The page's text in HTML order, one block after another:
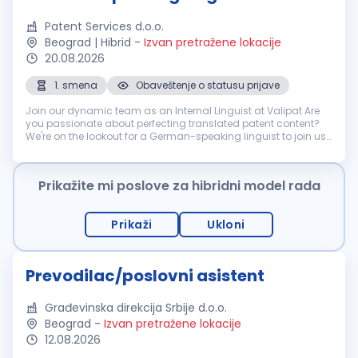
Patent Services d.o.o.
Beograd | Hibrid - Izvan pretražene lokacije
20.08.2026
1. smena
Obaveštenje o statusu prijave
Join our dynamic team as an Internal Linguist at Valipat Are
you passionate about perfecting translated patent content?
We're on the lookout for a German-speaking linguist to join us
ensuring...
Prikažite mi poslove za hibridni model rada
Prikaži Ukloni
Prevodilac/poslovni asistent
Građevinska direkcija Srbije d.o.o.
Beograd - Izvan pretražene lokacije
12.08.2026